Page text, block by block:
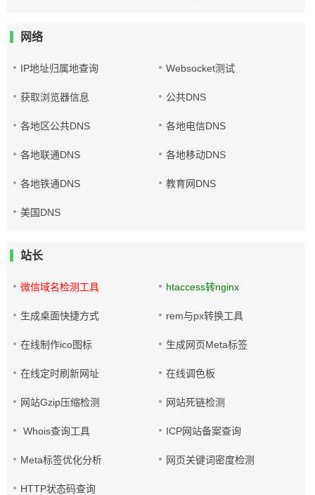
网络
IP地址归属地查询 Websocket测试
获取浏览器信息 公共DNS
各地区公共DNS 各地电信DNS
各地联通DNS 各地移动DNS
各地铁通DNS 教育网DNS
美国DNS
站长
微信域名检测工具 htaccess转nginx
生成桌面快捷方式 rem与px转换工具
在线制作ico图标 生成网页Meta标签
在线定时刷新网址 在线调色板
网站Gzip压缩检测 网站死链检测
Whois查询工具 ICP网站备案查询
Meta标签优化分析 网页关键词密度检测
HTTP状态码查询